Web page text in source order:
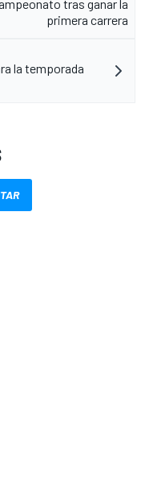
tras ganar la
primera carrera
la temporada